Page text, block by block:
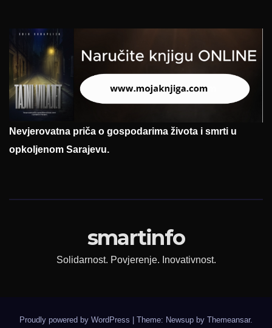
Nevjerovatna priča o gospodarima života i smrti u
opkoljenom Sarajevu.
smartinfo
Solidarnost. Povjerenje. Inovativnost.
Proudly powered by WordPress | Theme: Newsup by Themeansar.